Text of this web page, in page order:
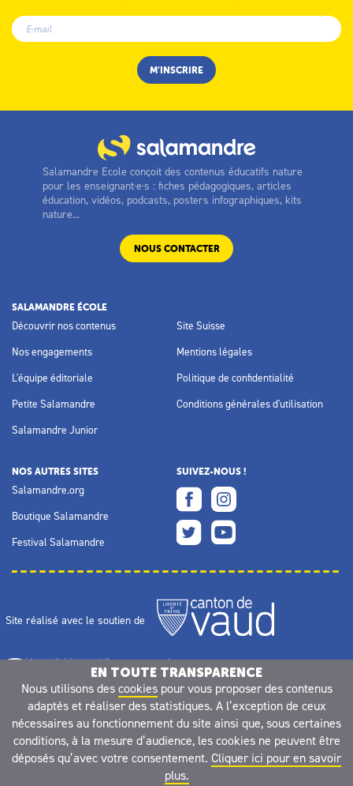
Salamandre Ecole conçoit des contenus éducatifs nature
pour les enseignant·e·s : fiches pédagogiques, articles
éducation, vidéos, podcasts, posters infographiques, kits
nature...
NOUS CONTACTER
SALAMANDRE ÉCOLE
Découvrir nos contenus
Nos engagements
L'équipe éditoriale
Petite Salamandre
Salamandre Junior
Site Suisse
Mentions légales
Politique de confidentialité
Conditions générales d'utilisation
NOS AUTRES SITES
Salamandre.org
Boutique Salamandre
Festival Salamandre
SUIVEZ-NOUS !
Site réalisé avec le soutien de
EN TOUTE TRANSPARENCE
Nous utilisons des cookiespour vous proposer des contenus
adaptés et réaliser des statistiques. A l’exception de ceux
nécessaires au fonctionnement du site ainsi que, sous certaines
conditions, à la mesure d’audience, les cookies ne peuvent être
déposés qu’avec votre consentement. Cliquer ici pour en savoir
plus.